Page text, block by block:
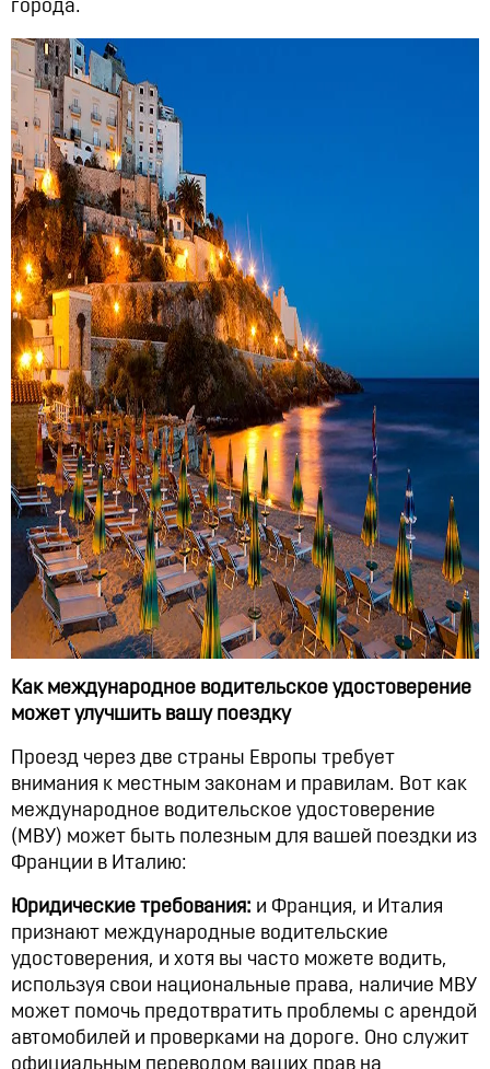
города.
Как международное водительское удостоверение
может улучшить вашу поездку
Проезд через две страны Европы требует
внимания к местным законам и правилам. Вот как
международное водительское удостоверение
(МВУ) может быть полезным для вашей поездки из
Франции в Италию:
Юридические требования: и Франция, и Италия
признают международные водительские
удостоверения, и хотя вы часто можете водить,
используя свои национальные права, наличие МВУ
может помочь предотвратить проблемы с арендой
автомобилей и проверками на дороге. Оно служит